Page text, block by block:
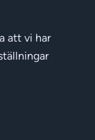
att vi har